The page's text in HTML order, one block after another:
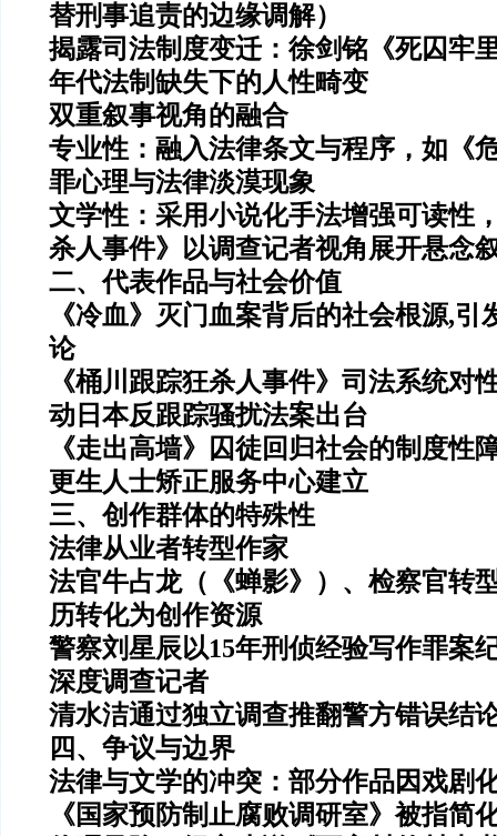
替刑事追责的边缘调解）
揭露司法制度变迁：徐剑铭《死囚牢
年代法制缺失下的人性畸变
双重叙事视角的融合
专业性：融入法律条文与程序，如《
罪心理与法律淡漠现象
文学性：采用小说化手法增强可读性
杀人事件》以调查记者视角展开悬念
二、代表作品与社会价值
《冷血》灭门血案背后的社会根源,引
论
《桶川跟踪狂杀人事件》司法系统对
动日本反跟踪骚扰法案出台
《走出高墙》囚徒回归社会的制度性
更生人士矫正服务中心建立
三、创作群体的特殊性
法律从业者转型作家
法官牛占龙（《蝉影》）、检察官转
历转化为创作资源
警察刘星辰以15年刑侦经验写作罪案
深度调查记者
清水洁通过独立调查推翻警方错误结
四、争议与边界
法律与文学的冲突：部分作品因戏剧
《国家预防制止腐败调研室》被指简